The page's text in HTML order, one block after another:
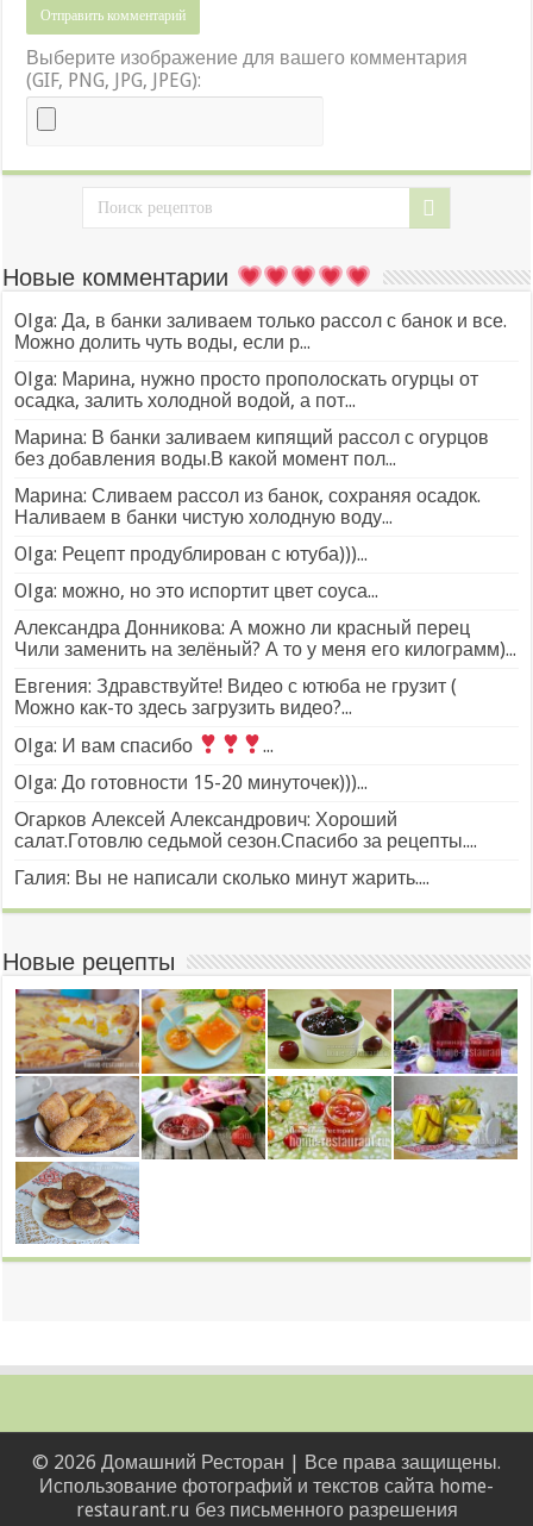
Выберите изображение для вашего комментария
(GIF, PNG, JPG, JPEG):
Новые комментарии
Olga: Да, в банки заливаем только рассол с банок и все.
Можно долить чуть воды, если р...
Olga: Марина, нужно просто прополоскать огурцы от
осадка, залить холодной водой, а пот...
Марина: В банки заливаем кипящий рассол с огурцов
без добавления воды.В какой момент пол...
Марина: Сливаем рассол из банок, сохраняя осадок.
Наливаем в банки чистую холодную воду...
Olga: Рецепт продублирован с ютуба)))...
Olga: можно, но это испортит цвет соуса...
Александра Донникова: А можно ли красный перец
Чили заменить на зелёный? А то у меня его килограмм)...
Евгения: Здравствуйте! Видео с ютюба не грузит (
Можно как-то здесь загрузить видео?...
Olga: И вам спасибо
...
Olga: До готовности 15-20 минуточек)))...
Огарков Алексей Александрович: Хороший
салат.Готовлю седьмой сезон.Спасибо за рецепты....
Галия: Вы не написали сколько минут жарить....
Новые рецепты
© 2026 Домашний Ресторан | Все права защищены.
Использование фотографий и текстов сайта home-
restaurant.ru без письменного разрешения